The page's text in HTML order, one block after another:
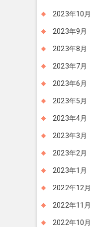
2023年10月
2023年9月
2023年8月
2023年7月
2023年6月
2023年5月
2023年4月
2023年3月
2023年2月
2023年1月
2022年12月
2022年11月
2022年10月